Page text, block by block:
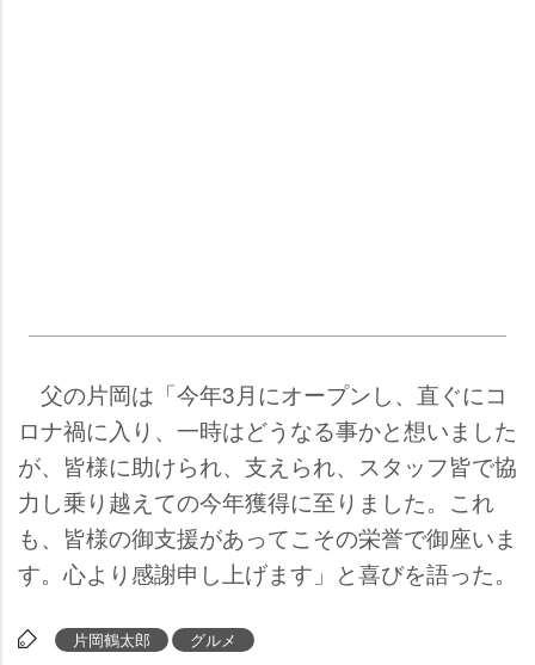
父の片岡は「今年3月にオープンし、直ぐにコ
ロナ禍に入り、一時はどうなる事かと想いました
が、皆様に助けられ、支えられ、スタッフ皆で協
力し乗り越えての今年獲得に至りました。これ
も、皆様の御支援があってこその栄誉で御座いま
す。心より感謝申し上げます」と喜びを語った。
片岡鶴太郎 グルメ